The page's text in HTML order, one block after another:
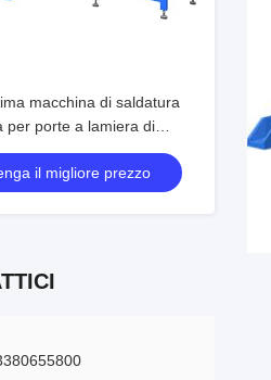
macchina di saldatura
per porte a lamiera di
il migliore prezzo